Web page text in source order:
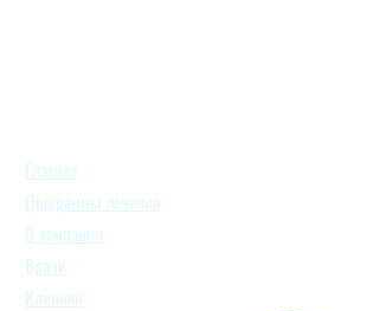
Главная
Программы лечения
О компании
Врачи
Клиники